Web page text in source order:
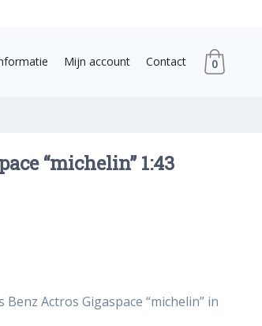
Mijn account Contact 0
“michelin” 1:43
Actros Gigaspace “michelin” in